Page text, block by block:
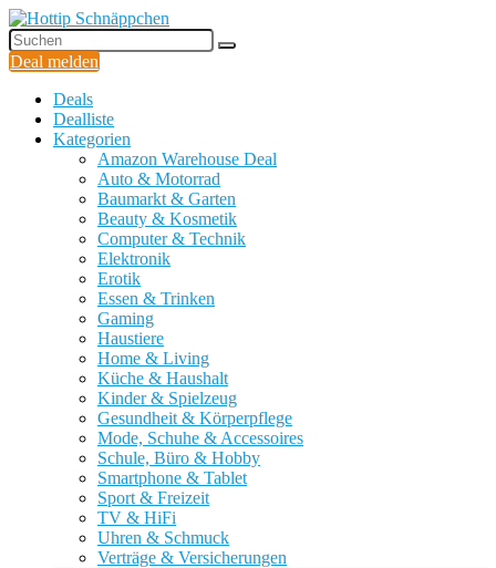
Deal melden
Deals
Dealliste
Kategorien
Amazon Warehouse Deal
Auto & Motorrad
Baumarkt & Garten
Beauty & Kosmetik
Computer & Technik
Elektronik
Erotik
Essen & Trinken
Gaming
Haustiere
Home & Living
Küche & Haushalt
Kinder & Spielzeug
Gesundheit & Körperpflege
Mode, Schuhe & Accessoires
Schule, Büro & Hobby
Smartphone & Tablet
Sport & Freizeit
TV & HiFi
Uhren & Schmuck
Verträge & Versicherungen